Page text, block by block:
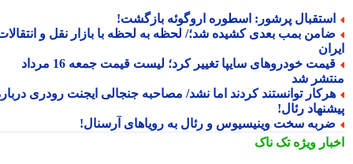
پرشور: اسطوره اروگوئه بازگشت!
بمب بعدی کشیده شد؛/ لحظه به لحظه با بازار نقل و انتقالات
قیمت خودروهای سایپا تغییر کرد؛ لیست قیمت جمعه 16 مرداد
شد
توانستند کردند اما نشد/ مصاحبه جنجالی ایجنت رودری درباره
رئال!
سخت وینیسیوس و رئال به رویاهای آرسنال!
ویژهتک ناک